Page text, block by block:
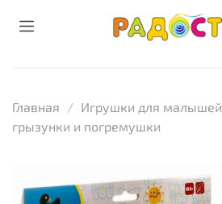
Главная
Игрушки для малышей
грызунки и погремушки